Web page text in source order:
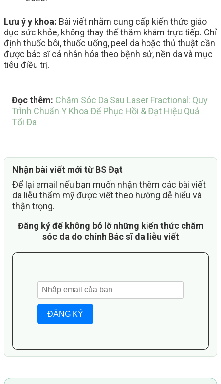
Lưu ý y khoa: Bài viết nhằm cung cấp kiến thức giáo
dục sức khỏe, không thay thế thăm khám trực tiếp. Chỉ
định thuốc bôi, thuốc uống, peel da hoặc thủ thuật cần
được bác sĩ cá nhân hóa theo bệnh sử, nền da và mục
tiêu điều trị.
Đọc thêm: Chăm Sóc Da Sau Laser Fractional: Quy
Trình Chuẩn Y Khoa Để Phục Hồi & Đạt Hiệu Quả
Tối Đa
Nhận bài viết mới từ BS Đạt
Để lại email nếu bạn muốn nhận thêm các bài viết
da liễu thẩm mỹ được viết theo hướng dễ hiểu và
thận trọng.
Đăng ký để không bỏ lỡ những kiến thức chăm
sóc da do chính Bác sĩ da liễu viết